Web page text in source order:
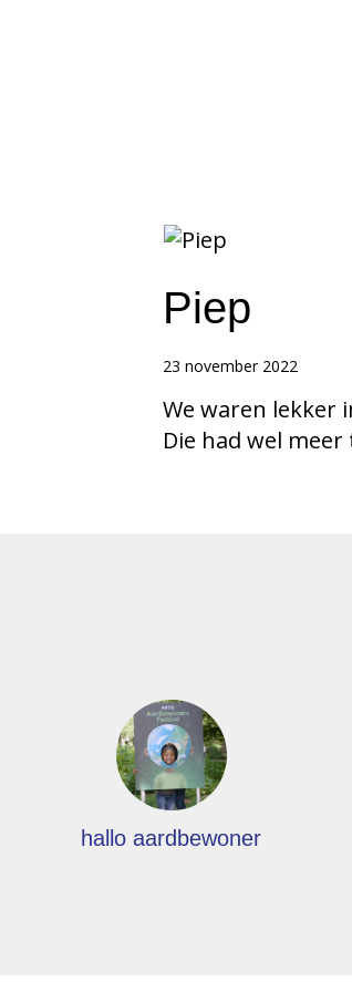
Piep
23 november 2022
We waren lekker
Die had wel
hallo aardbewoner